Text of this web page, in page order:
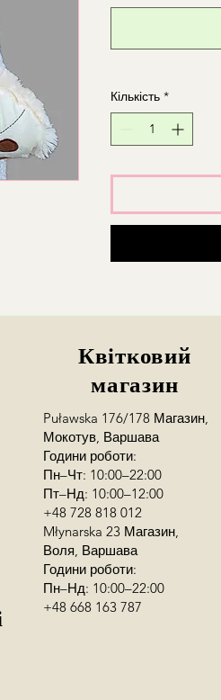
Кількість *
Квітковий
магазин
Puławska 176/178 Магазин,
Мокотув, Варшава
Години роботи:
Пн–Чт: 10:00–22:00
Пт–Нд: 10:00–12:00
+48 728 818 012
Młynarska 23 Магазин,
Воля, Варшава
Години роботи:
Пн–Нд: 10:00–22:00
+48 668 163 787